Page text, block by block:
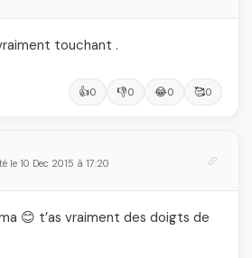
touchant .
👍0 👎0 😂0 🥰0
le 10 Dec 2015 à 17:20
😊 t’as vraiment des doigts de